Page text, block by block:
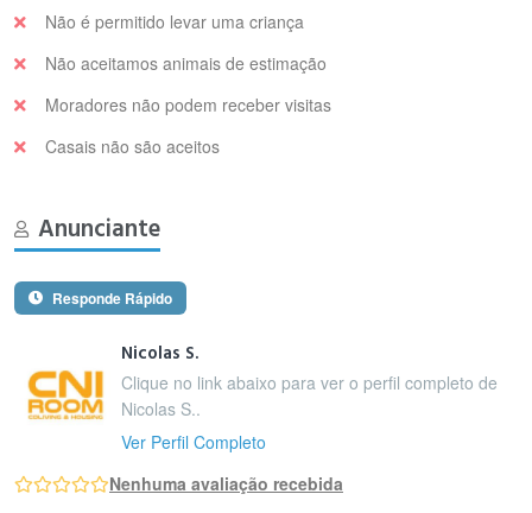
Não é permitido levar uma criança
Não aceitamos animais de estimação
Moradores não podem receber visitas
Casais não são aceitos
Anunciante
Responde Rápido
Nicolas S.
Clique no link abaixo para ver o perfil completo de
Nicolas S..
Ver Perfil Completo
Nenhuma avaliação recebida